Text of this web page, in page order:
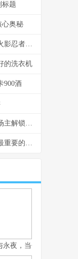
标题
心奥秘
火影忍者的活跃度快速上升的方式是啥子 火影忍者的活跃度怎么提升
的洗衣机
900酒
摩尔庄园农场主的职责是啥子 摩尔庄园农场主解锁功能
攻城掠地的具体训练流程是啥子 攻城掠地最重要的是什么
决方案
永夜，当代码主宰黑暗